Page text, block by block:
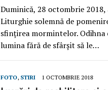
Duminică, 28 octombrie
Liturghie solemnă de
sfințirea mormintelor. Odihna
lumina fără de sfârşit să le…
FOTO, STIRI 1 OCTOMBRIE 2018